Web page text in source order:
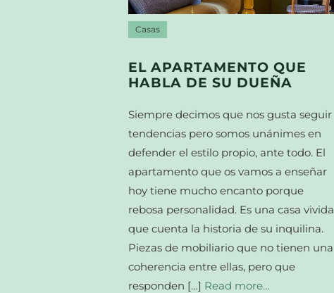
Casas
EL APARTAMENTO QUE
HABLA DE SU DUEÑA
Siempre decimos que nos gusta seguir
tendencias pero somos unánimes en
defender el estilo propio, ante todo. El
apartamento que os vamos a enseñar
hoy tiene mucho encanto porque
rebosa personalidad. Es una casa vivida
que cuenta la historia de su inquilina.
Piezas de mobiliario que no tienen una
coherencia entre ellas, pero que
responden […] Read more…